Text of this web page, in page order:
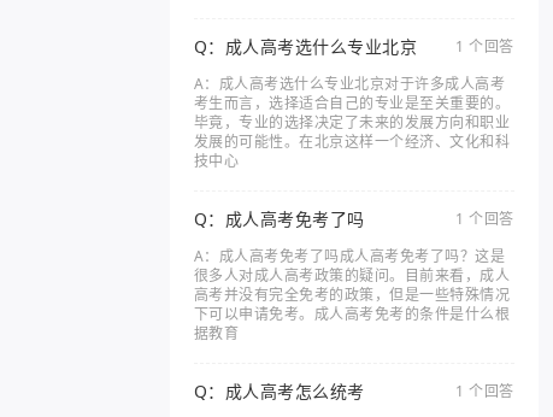
Q：成人高考选什么专业北京
1 个回答
A：成人高考选什么专业北京对于许多成人高考
考生而言，选择适合自己的专业是至关重要的。
毕竟，专业的选择决定了未来的发展方向和职业
发展的可能性。在北京这样一个经济、文化和科
技中心
Q：成人高考免考了吗
1 个回答
A：成人高考免考了吗成人高考免考了吗？这是
很多人对成人高考政策的疑问。目前来看，成人
高考并没有完全免考的政策，但是一些特殊情况
下可以申请免考。成人高考免考的条件是什么根
据教育
Q：成人高考怎么统考
1 个回答